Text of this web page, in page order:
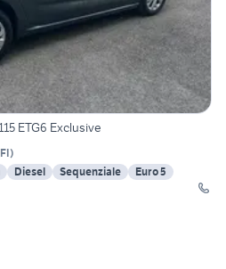
ETG6 Exclusive
FI)
Diesel Sequenziale
Euro 5